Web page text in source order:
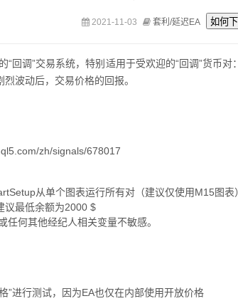
2021-11-03 套利/延迟EA
“回调”交易系统，特别适用于受欢迎的“回调”货币
波动后，交易价格的回报。
zh/signals/678017
从单个图表运行所有对（建议仅使用M15图表）
议最低余额为2000 $
任何其他经纪人相关变量不敏感。
”进行测试，因为EA也仅在内部使用开放价格